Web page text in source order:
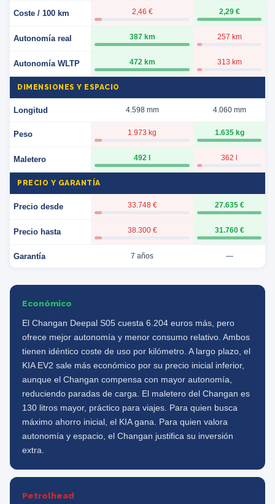
Coste / 100 km 2,46 € 2,29 €
Autonomía real 387 km 257 km
Autonomía WLTP 472 km 313 km
DIMENSIONES Y ESPACIO
Longitud 4.598 mm 4.060 mm
Peso 1.973 kg 1.635 kg
Maletero 492 l 362 l
PRECIO Y GARANTÍA
Precio desde 33.748 € 27.635 €
Precio hasta 38.300 € 31.760 €
Garantía 7 años —
Económico
El Changan Deepal S05 cuesta 6.204 euros más, pero
ofrece mejor autonomía y menor consumo relativo. Ambos
tienen idéntico coste de uso por kilómetro. A largo plazo, el
KIA EV2 sale más económico por su precio inicial inferior,
aunque el Changan compensa con mayor autonomía,
reduciendo paradas de carga. El maletero del Changan es
130 litros mayor, práctico para viajes. Para quien busca
máximo ahorro inicial, el KIA gana. Para quien valora
autonomía y espacio, el Changan justifica su inversión
extra.
Petrolhead